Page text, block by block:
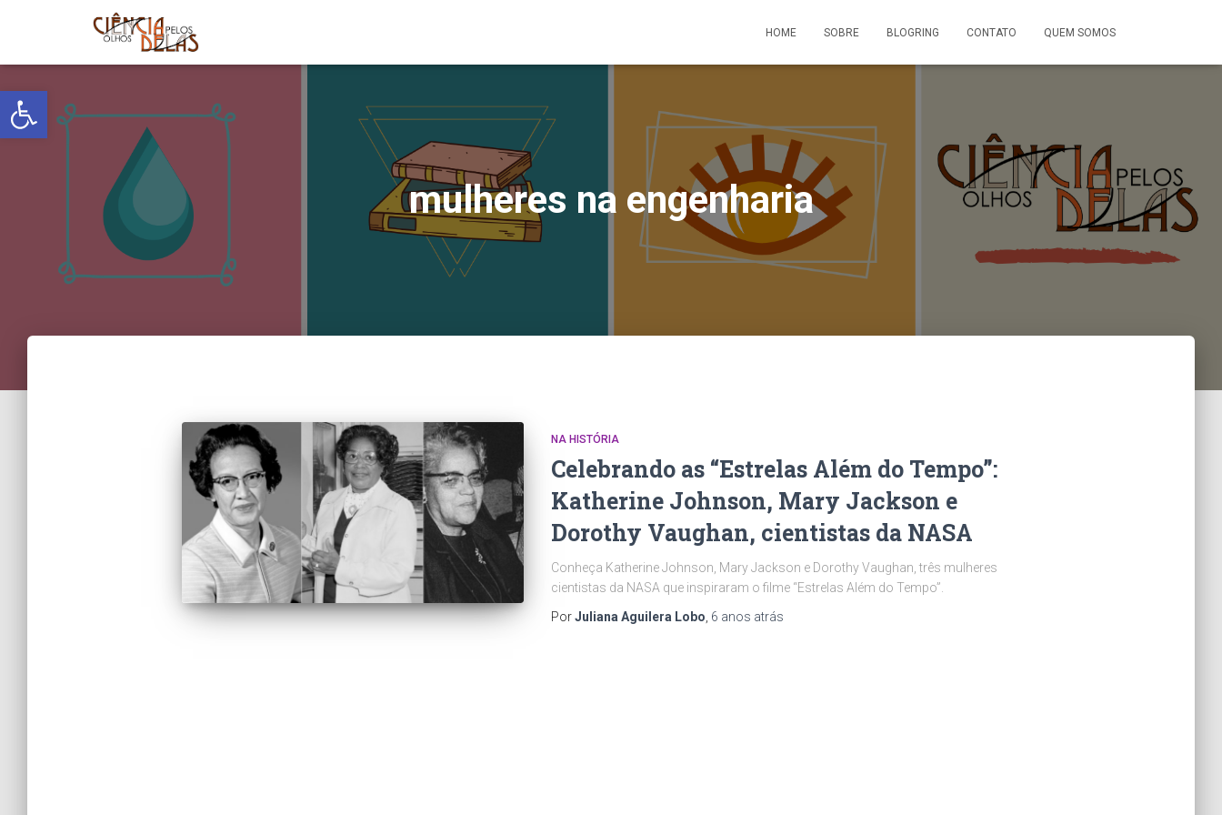
Abrir a barra de ferramentas
HOME SOBRE BLOGRING CONTATO QUEM SOMOS
mulheres na engenharia
NA HISTÓRIA
Celebrando as “Estrelas Além do Tempo”:
Katherine Johnson, Mary Jackson e
Dorothy Vaughan, cientistas da NASA
Conheça Katherine Johnson, Mary Jackson e Dorothy Vaughan, três mulheres
cientistas da NASA que inspiraram o filme “Estrelas Além do Tempo”.
PorJuliana Aguilera Lobo 6 anos atrás